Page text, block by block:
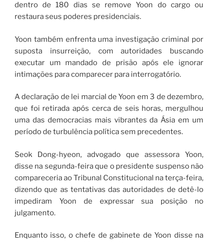
dentro de 180 dias se remove Yoon do cargo ou
restaura seus poderes presidenciais.
Yoon também enfrenta uma investigação criminal por
suposta insurreição, com autoridades buscando
executar um mandado de prisão após ele ignorar
intimações para comparecer para interrogatório.
A declaração de lei marcial de Yoon em 3 de dezembro,
que foi retirada após cerca de seis horas, mergulhou
uma das democracias mais vibrantes da Ásia em um
período de turbulência política sem precedentes.
Seok Dong-hyeon, advogado que assessora Yoon,
disse na segunda-feira que o presidente suspenso não
compareceria ao Tribunal Constitucional na terça-feira,
dizendo que as tentativas das autoridades de detê-lo
impediram Yoon de expressar sua posição no
julgamento.
Enquanto isso, o chefe de gabinete de Yoon disse na